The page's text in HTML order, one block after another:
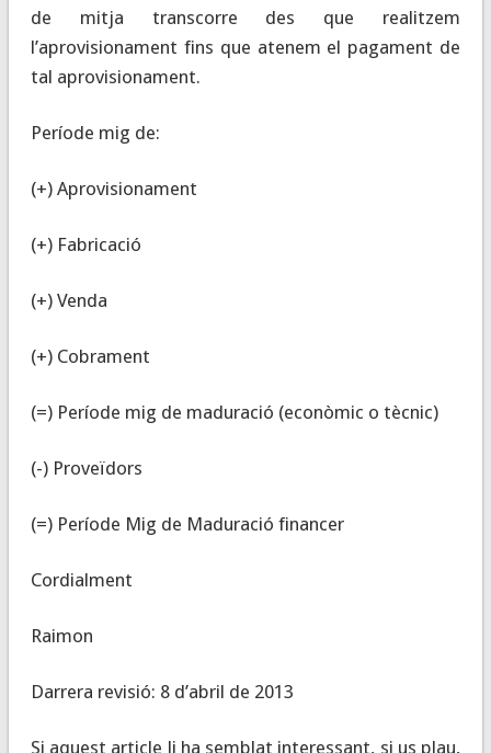
de mitja transcorre des que realitzem
l’aprovisionament fins que atenem el pagament de
tal aprovisionament.
Període mig de:
(+) Aprovisionament
(+) Fabricació
(+) Venda
(+) Cobrament
(=) Període mig de maduració (econòmic o tècnic)
(-) Proveïdors
(=) Període Mig de Maduració financer
Cordialment
Raimon
Darrera revisió: 8 d’abril de 2013
Si aquest article li ha semblat interessant, si us plau,